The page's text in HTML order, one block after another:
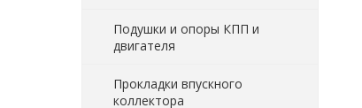
Подушки и опоры КПП и
двигателя
Прокладки впускного
коллектора